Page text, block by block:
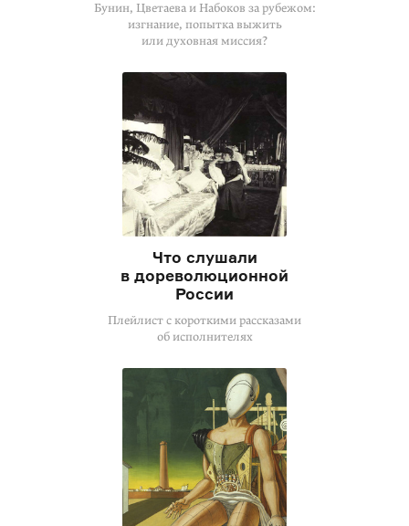
Бунин, Цветаева и Набоков за рубежом:
изгнание, попытка выжить
или духовная миссия?
Что слушали
в дореволюционной
России
Плейлист с короткими рассказами
об исполнителях